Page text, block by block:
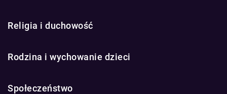
Religia i duchowość
Rodzina i wychowanie dzieci
Społeczeństwo